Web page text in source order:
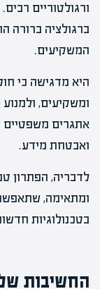
ורגולטוריים
ברגולציה ברורה
המשקיעים.
היא מדגישה כי
ומשקיעים,
אתגרים משפטיים
ואבטחת מידע.
לדבריה, הפתרון
ומתאימה,
בטכנולוגיות
החשיבות